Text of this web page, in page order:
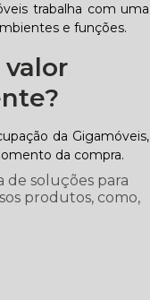
trabalha com uma
e funções.
da Gigamóveis,
da compra.
de soluções para
produtos, como,